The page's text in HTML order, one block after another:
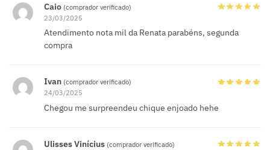
Caio (comprador verificado)
23/03/2025
Atendimento nota mil da Renata parabéns, segunda
compra
Ivan (comprador verificado)
24/03/2025
Chegou me surpreendeu chique enjoado hehe
Ulisses Vinícius (comprador verificado)